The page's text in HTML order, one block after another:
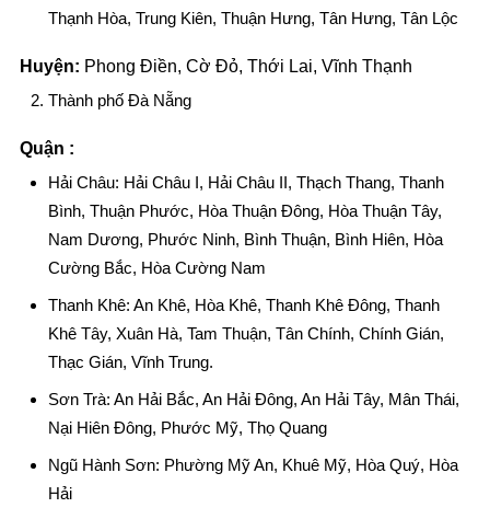
Thạnh Hòa, Trung Kiên, Thuận Hưng, Tân Hưng, Tân Lộc
Huyện: Phong Điền, Cờ Đỏ, Thới Lai, Vĩnh Thạnh
Thành phố Đà Nẵng
Quận :
Hải Châu: Hải Châu I, Hải Châu II, Thạch Thang, Thanh
Bình, Thuận Phước, Hòa Thuận Đông, Hòa Thuận Tây,
Nam Dương, Phước Ninh, Bình Thuận, Bình Hiên, Hòa
Cường Bắc, Hòa Cường Nam
Thanh Khê: An Khê, Hòa Khê, Thanh Khê Đông, Thanh
Khê Tây, Xuân Hà, Tam Thuận, Tân Chính, Chính Gián,
Thạc Gián, Vĩnh Trung.
Sơn Trà: An Hải Bắc, An Hải Đông, An Hải Tây, Mân Thái,
Nại Hiên Đông, Phước Mỹ, Thọ Quang
Ngũ Hành Sơn: Phường Mỹ An, Khuê Mỹ, Hòa Quý, Hòa
Hải